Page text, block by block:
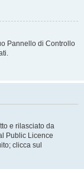
Pannello di Controllo
e rilasciato da
Public Licence
clicca sul